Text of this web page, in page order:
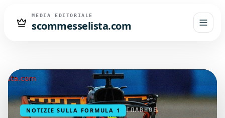
MEDIA EDITORIALE
scommesselista.com
NOTIZIE SULLA FORMULA 1 ГЛАВНОЕ